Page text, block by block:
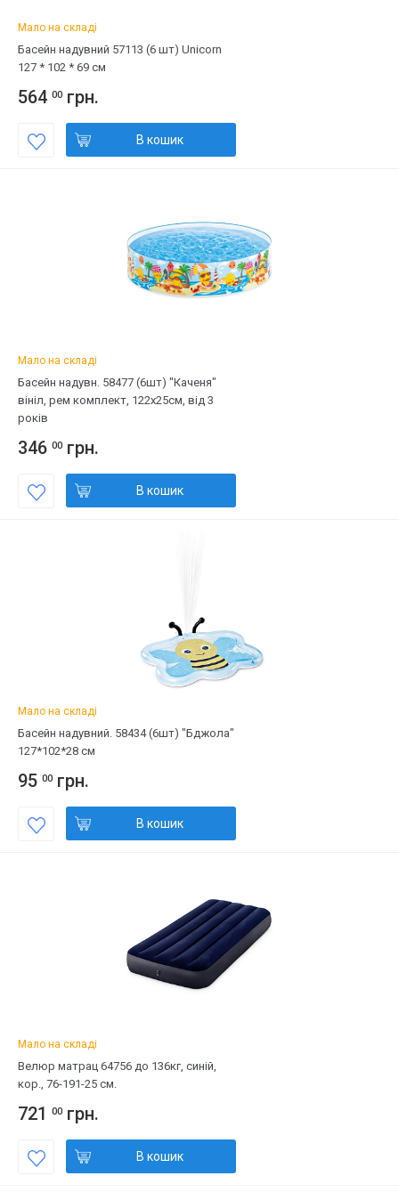
Мало на складі
Басейн надувний 57113 (6 шт) Unicorn
127 * 102 * 69 см
564 00 грн.
В кошик
Мало на складі
Басейн надувн. 58477 (6шт) "Каченя"
вініл, рем комплект, 122х25см, від 3
років
346 00 грн.
В кошик
Мало на складі
Басейн надувний. 58434 (6шт) "Бджола"
127*102*28 см
95 00 грн.
В кошик
Мало на складі
Велюр матрац 64756 до 136кг, синій,
кор., 76-191-25 см.
721 00 грн.
В кошик